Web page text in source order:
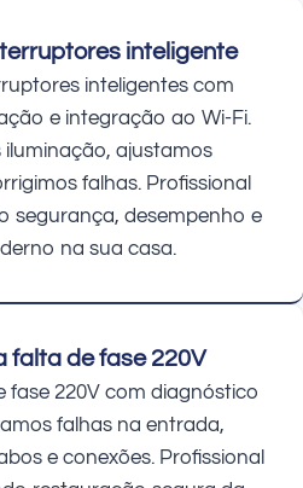
inteligente
inteligentes com
e integração ao Wi-Fi.
ajustamos
falhas. Profissional
segurança, desempenho e
na sua casa.
falta de fase 220V
fase 220V com diagnóstico
falhas na entrada,
e conexões. Profissional